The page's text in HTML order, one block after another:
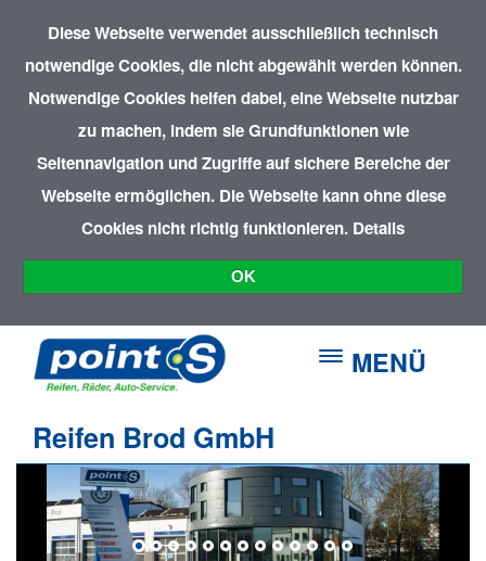
Diese Webseite verwendet ausschließlich technisch
notwendige Cookies, die nicht abgewählt werden können.
Notwendige Cookies helfen dabei, eine Webseite nutzbar
zu machen, indem sie Grundfunktionen wie
Seitennavigation und Zugriffe auf sichere Bereiche der
Webseite ermöglichen. Die Webseite kann ohne diese
Cookies nicht richtig funktionieren. Details
OK
MENÜ
Reifen Brod GmbH